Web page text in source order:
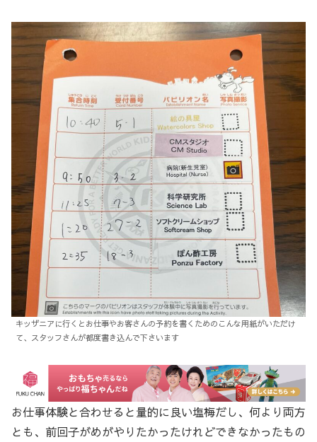
キッザニアに行くとお仕事やお客さんの予約を書くためのこんな用紙がいただけ
て、スタッフさんが都度書き込んで下さいます
お仕事体験と合わせると量的に良い塩梅だし、何より両方
とも、前回子がめがやりたかったけれどできなかったもの